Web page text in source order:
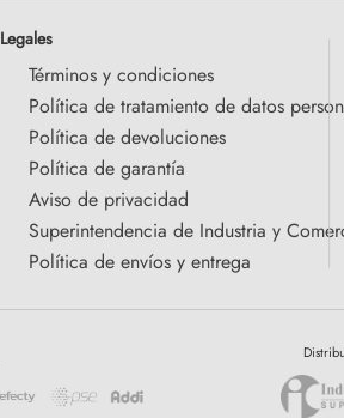
Legales
Términos y condiciones
Política de tratamiento de datos
Política de devoluciones
Política de garantía
Aviso de privacidad
Superintendencia de Industria y
Política de envíos y entrega